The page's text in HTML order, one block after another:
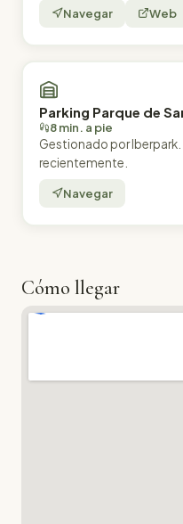
Navegar Web
Parking Parque de
8 min. a pie
Gestionado por
recientemente.
Navegar
Cómo llegar